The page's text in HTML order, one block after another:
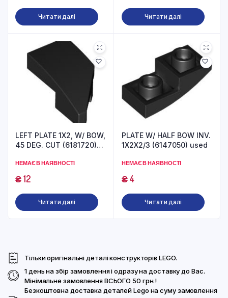
Читати далі Читати далі
LEFT PLATE 1X2, W/ BOW,
45 DEG. CUT (6181720)
НЕМАЄ В НАЯВНОСТІ
₴12
Читати далі
PLATE W/ HALF BOW INV.
1X2X2/3 (6147050) used
НЕМАЄ В НАЯВНОСТІ
₴4
Читати далі
Тільки оригінальні деталі конструкторів LEGO.
1 день на збір замовлення і одразу на доставку до Вас.
Мінімальне замовлення ВСЬОГО 50 грн.!
Безкоштовна доставка деталей Lego на суму замовлення